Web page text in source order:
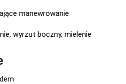
manewrowanie
wyrzut boczny, mielenie